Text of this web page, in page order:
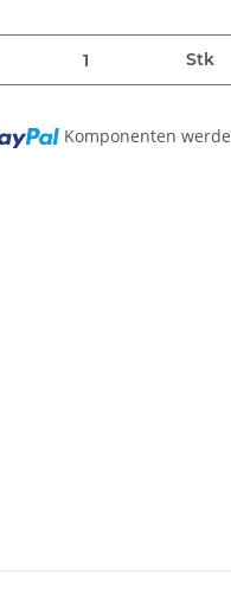
Stk
Komponenten